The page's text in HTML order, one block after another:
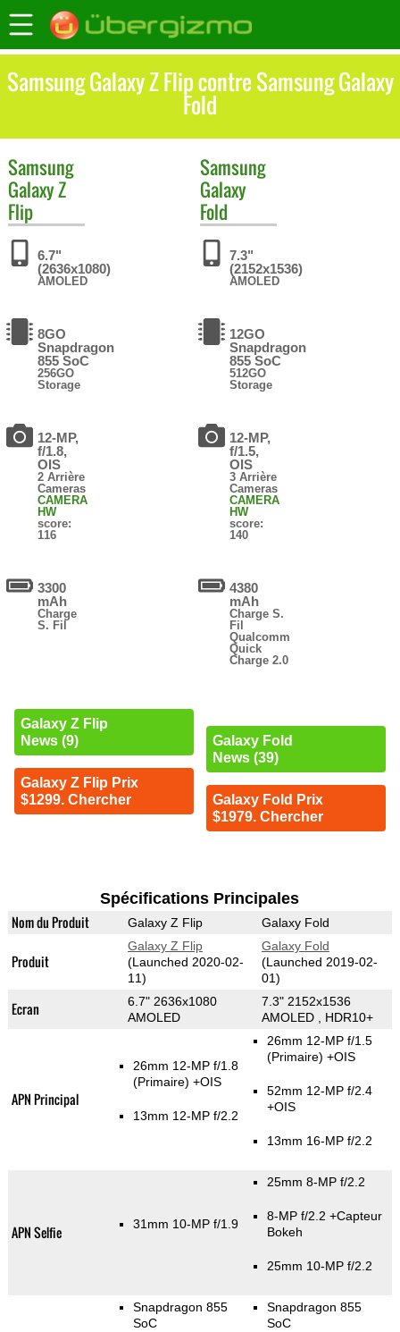
Samsung Galaxy Z Flip contre Samsung Galaxy
Fold
Samsung
Galaxy Z
Flip
6.7"
(2636x1080)
AMOLED
8GO
Snapdragon
855 SoC
256GO
Storage
12-MP,
f/1.8,
OIS
2 Arrière
Cameras
CAMERA
HW
score:
116
3300
mAh
Charge
S. Fil
Galaxy Z Flip
News (9)
Galaxy Z Flip Prix
$1299. Chercher
Samsung
Galaxy
Fold
7.3"
(2152x1536)
AMOLED
12GO
Snapdragon
855 SoC
512GO
Storage
12-MP,
f/1.5,
OIS
3 Arrière
Cameras
CAMERA
HW
score:
140
4380
mAh
Charge S.
Fil
Qualcomm
Quick
Charge 2.0
Galaxy Fold
News (39)
Galaxy Fold Prix
$1979. Chercher
Spécifications Principales
Nom du Produit Galaxy Z Flip Galaxy Fold
Produit
Galaxy Z Flip
(Launched 2020-02-
11)
Galaxy Fold
(Launched 2019-02-
01)
Ecran
6.7" 2636x1080
AMOLED
7.3" 2152x1536
AMOLED , HDR10+
APN Principal
26mm 12-MP f/1.8
(Primaire) +OIS
13mm 12-MP f/2.2
26mm 12-MP f/1.5
(Primaire) +OIS
52mm 12-MP f/2.4
+OIS
13mm 16-MP f/2.2
APN Selfie 31mm 10-MP f/1.9
25mm 8-MP f/2.2
8-MP f/2.2 +Capteur
Bokeh
25mm 10-MP f/2.2
Snapdragon 855
SoC
Snapdragon 855
SoC